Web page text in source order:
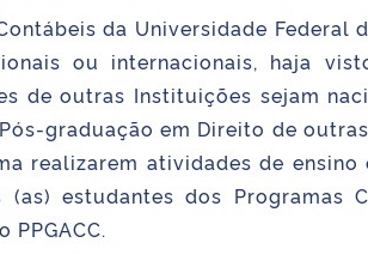
da Universidade Federal
ou internacionais, haja
de outras Instituições sejam
graduação em Direito de
realizarem atividades de
estudantes dos Programas